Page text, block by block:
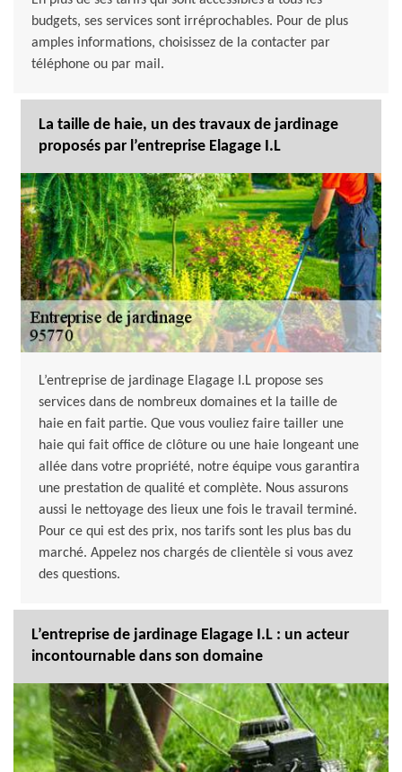
budgets, ses services sont irréprochables. Pour de plus
amples informations, choisissez de la contacter par
téléphone ou par mail.
La taille de haie, un des travaux de jardinage
proposés par l’entreprise Elagage I.L
L’entreprise de jardinage Elagage I.L propose ses
services dans de nombreux domaines et la taille de
haie en fait partie. Que vous vouliez faire tailler une
haie qui fait office de clôture ou une haie longeant une
allée dans votre propriété, notre équipe vous garantira
une prestation de qualité et complète. Nous assurons
aussi le nettoyage des lieux une fois le travail terminé.
Pour ce qui est des prix, nos tarifs sont les plus bas du
marché. Appelez nos chargés de clientèle si vous avez
des questions.
L’entreprise de jardinage Elagage I.L : un acteur
incontournable dans son domaine